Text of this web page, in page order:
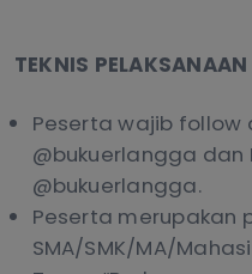
TEKNIS
Peserta wajib follow
@bukuerlangga
@bukuerlangga.
Peserta merupakan
SMA/SMK/MA/